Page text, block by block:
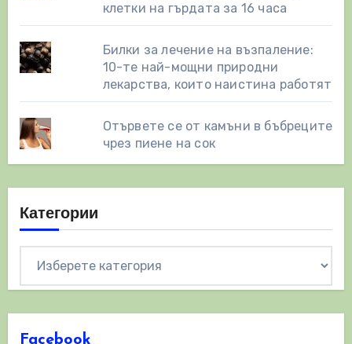
клетки на гърдата за 16 часа
Билки за лечение на възпаление:
10-те най-мощни природни
лекарства, които наистина работят
Отървете се от камъни в бъбреците
чрез пиене на сок
Категории
Facebook